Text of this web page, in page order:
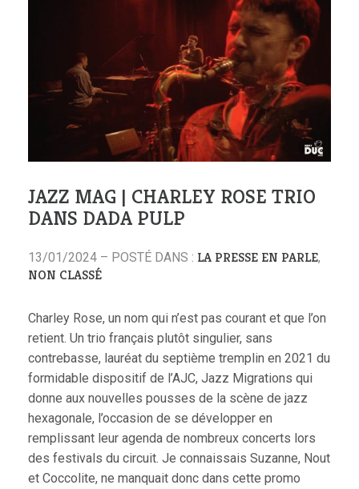
JAZZ MAG | CHARLEY ROSE TRIO
DANS DADA PULP
13/01/2024 – POSTÉ DANS : LA PRESSE EN PARLE,
NON CLASSÉ
Charley Rose, un nom qui n’est pas courant et que l’on
retient. Un trio français plutôt singulier, sans
contrebasse, lauréat du septième tremplin en 2021 du
formidable dispositif de l’AJC, Jazz Migrations qui
donne aux nouvelles pousses de la scène de jazz
hexagonale, l’occasion de se développer en
remplissant leur agenda de nombreux concerts lors
des festivals du circuit. Je connaissais Suzanne, Nout
et Coccolite, ne manquait donc dans cette promo